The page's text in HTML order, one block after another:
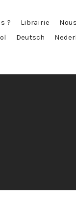
? Librairie
Deutsch